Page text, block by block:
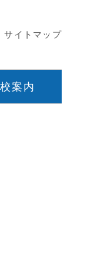
サイトマップ
案内